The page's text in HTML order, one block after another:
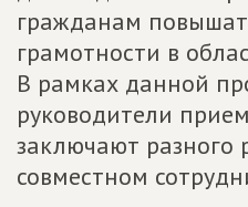
гражданам
грамотности в
В рамках данной
руководители
заключают разного
совместном